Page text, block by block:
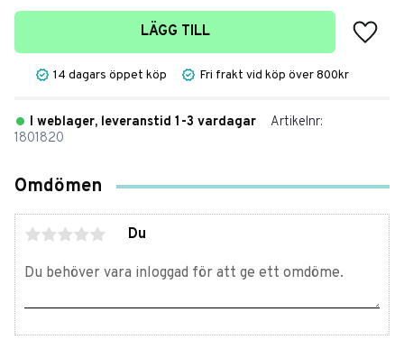
LÄGG TILL
Lägg
14 dagars öppet köp Fri frakt vid köp över 800kr
I weblager, leveranstid 1-3 vardagar
Artikelnr
1801820
Omdömen
Du